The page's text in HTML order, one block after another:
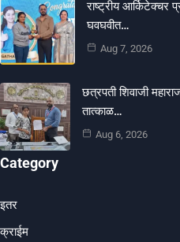
राष्ट्रीय आर्किटेक्चर
घवघवीत…
Aug 7, 2026
छत्रपती शिवाजी
तात्काळ…
Aug 6, 2026
Category
इतर
क्राईम